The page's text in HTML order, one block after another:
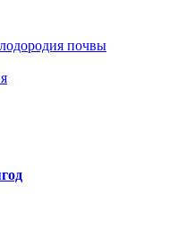
почвы